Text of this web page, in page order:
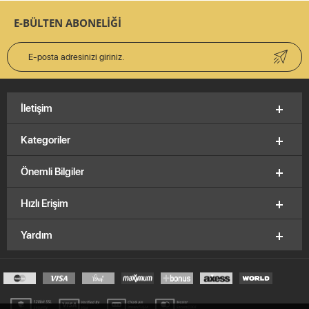
E-BÜLTEN ABONELİĞİ
Kategoriler
Önemli Bilgiler
Hızlı Erişim
Yardım
İletişim